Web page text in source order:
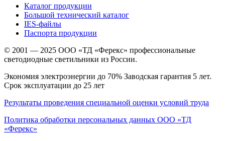
Каталог продукции
Большой технический каталог
IES-файлы
Паспорта продукции
© 2001 — 2025 ООО «ТД «Ферекс» профессиональные
светодиодные светильники из России.
Экономия электроэнергии до 70% Заводская гарантия 5 лет.
Срок эксплуатации до 25 лет
Результаты проведения специальной оценки условий труда
Политика обработки персональных данных ООО «ТД
«Ферекс»